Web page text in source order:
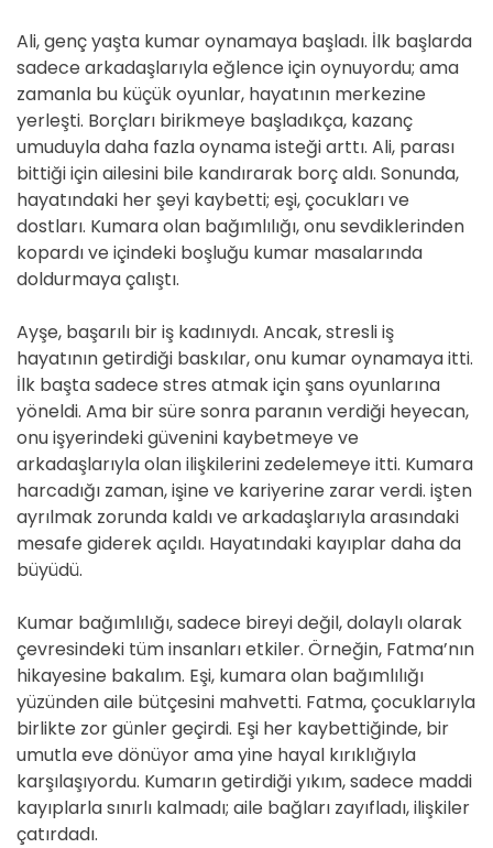
Ali, genç yaşta kumar oynamaya başladı. İlk başlarda
sadece arkadaşlarıyla eğlence için oynuyordu; ama
zamanla bu küçük oyunlar, hayatının merkezine
yerleşti. Borçları birikmeye başladıkça, kazanç
umuduyla daha fazla oynama isteği arttı. Ali, parası
bittiği için ailesini bile kandırarak borç aldı. Sonunda,
hayatındaki her şeyi kaybetti; eşi, çocukları ve
dostları. Kumara olan bağımlılığı, onu sevdiklerinden
kopardı ve içindeki boşluğu kumar masalarında
doldurmaya çalıştı.
Ayşe, başarılı bir iş kadınıydı. Ancak, stresli iş
hayatının getirdiği baskılar, onu kumar oynamaya itti.
İlk başta sadece stres atmak için şans oyunlarına
yöneldi. Ama bir süre sonra paranın verdiği heyecan,
onu işyerindeki güvenini kaybetmeye ve
arkadaşlarıyla olan ilişkilerini zedelemeye itti. Kumara
harcadığı zaman, işine ve kariyerine zarar verdi. işten
ayrılmak zorunda kaldı ve arkadaşlarıyla arasındaki
mesafe giderek açıldı. Hayatındaki kayıplar daha da
büyüdü.
Kumar bağımlılığı, sadece bireyi değil, dolaylı olarak
çevresindeki tüm insanları etkiler. Örneğin, Fatma’nın
hikayesine bakalım. Eşi, kumara olan bağımlılığı
yüzünden aile bütçesini mahvetti. Fatma, çocuklarıyla
birlikte zor günler geçirdi. Eşi her kaybettiğinde, bir
umutla eve dönüyor ama yine hayal kırıklığıyla
karşılaşıyordu. Kumarın getirdiği yıkım, sadece maddi
kayıplarla sınırlı kalmadı; aile bağları zayıfladı, ilişkiler
çatırdadı.